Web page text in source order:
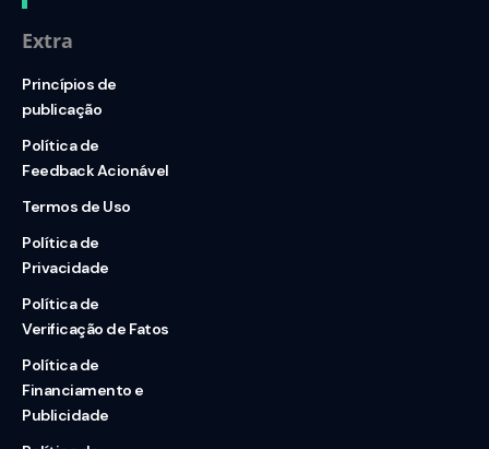
Extra
Princípios de
publicação
Política de
Feedback Acionável
Termos de Uso
Política de
Privacidade
Política de
Verificação de Fatos
Política de
Financiamento e
Publicidade